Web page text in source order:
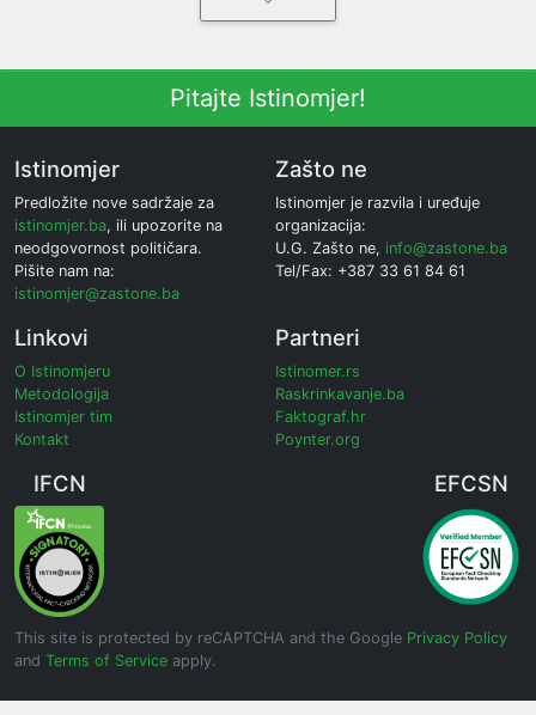
Pitajte Istinomjer!
Istinomjer
Predložite nove sadržaje za
istinomjer.ba, ili upozorite na
neodgovornost političara.
Pišite nam na:
istinomjer@zastone.ba
Zašto ne
Istinomjer je razvila i uređuje
organizacija:
U.G. Zašto ne, info@zastone.ba
Tel/Fax: +387 33 61 84 61
Linkovi
O Istinomjeru
Metodologija
Istinomjer tim
Kontakt
Partneri
Istinomer.rs
Raskrinkavanje.ba
Faktograf.hr
Poynter.org
IFCN EFCSN
This site is protected by reCAPTCHA and the Google Privacy Policy
and Terms of Service apply.